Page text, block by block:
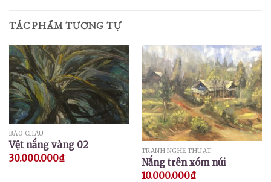
TÁC PHẨM TƯƠNG TỰ
BẢO CHÂU
Vệt nắng vàng 02
30.000.000₫
TRANH NGHỆ THUẬT
Nắng trên xóm núi
10.000.000₫